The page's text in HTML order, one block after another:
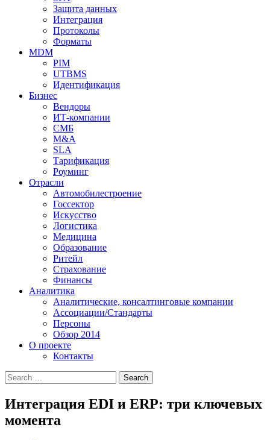
Защита данных
Интеграция
Протоколы
Форматы
MDM
PIM
UTBMS
Идентификация
Бизнес
Вендоры
ИТ-компании
СМБ
M&A
SLA
Тарификация
Роуминг
Отрасли
Автомобилестроение
Госсектор
Искусство
Логистика
Медицина
Образование
Ритейл
Страхование
Финансы
Аналитика
Аналитические, консалтинговые компании
Ассоциации/Стандарты
Персоны
Обзор 2014
О проекте
Контакты
Интеграция EDI и ERP: три ключевых
момента